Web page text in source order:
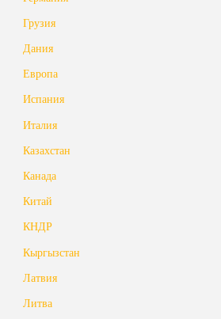
Грузия
Дания
Европа
Испания
Италия
Казахстан
Канада
Китай
КНДР
Кыргызстан
Латвия
Литва